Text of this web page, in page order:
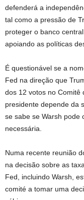
defenderá a
tal como a pressão de
proteger o banco
apoiando as políticas
É questionável se a
Fed na direção que
dos 12 votos no Comitê
presidente depende da
se sabe se Warsh pode
necessária.
Numa recente reunião
na decisão sobre as
Fed, incluindo Warsh,
comité a tomar uma